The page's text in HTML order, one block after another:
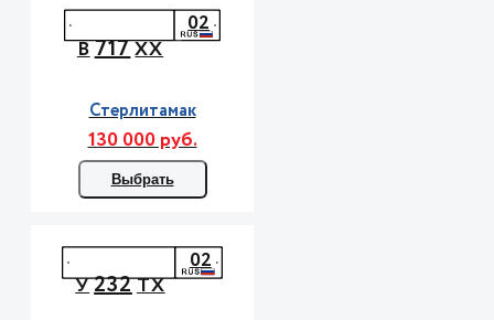
В717ХХ
02
Стерлитамак
130 000 руб.
Выбрать
У232ТХ
02